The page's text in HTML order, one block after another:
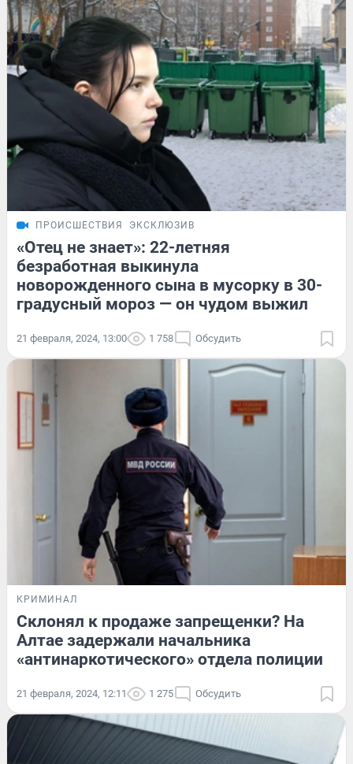
ПРОИСШЕСТВИЯ ЭКСКЛЮЗИВ
«Отец не знает»: 22-летняя
безработная выкинула
новорожденного сына в мусорку в 30-
градусный мороз — он чудом выжил
21 февраля, 2024, 13:00 1 758 Обсудить
КРИМИНАЛ
Склонял к продаже запрещенки? На
Алтае задержали начальника
«антинаркотического» отдела полиции
21 февраля, 2024, 12:11 1 275 Обсудить